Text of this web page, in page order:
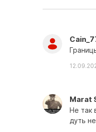
Marat
Не так
дуть